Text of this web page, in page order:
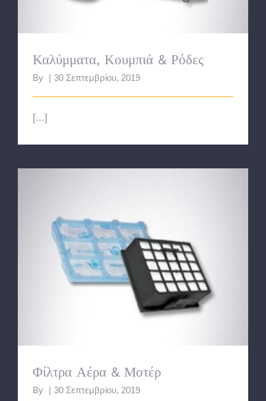
Καλύμματα, Κουμπιά & Ρόδες
By 30 Σεπτεμβρίου, 2019
[...]
Φίλτρα Αέρα & Μοτέρ
Φίλτρα Αέρα & Μοτέρ
By 30 Σεπτεμβρίου, 2019